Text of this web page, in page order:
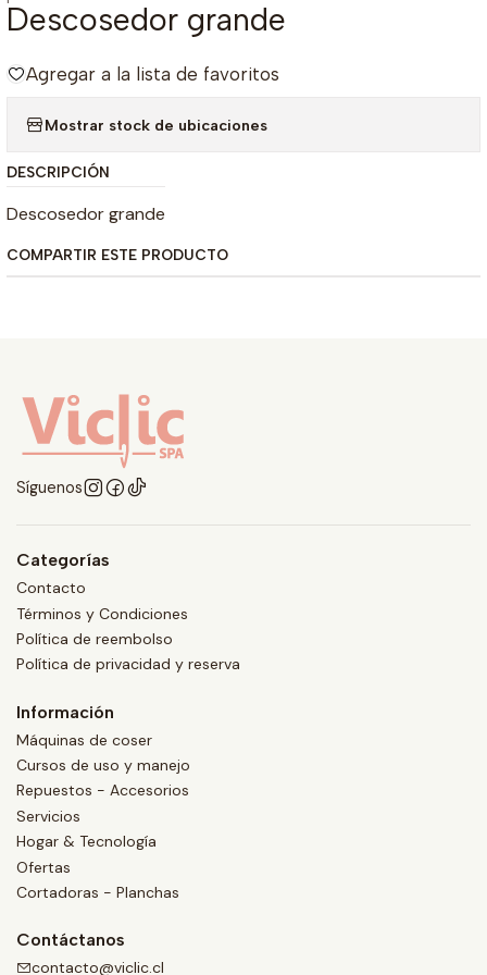
Descosedor grande
Agregar a la lista de favoritos
Mostrar stock de ubicaciones
DESCRIPCIÓN
Descosedor grande
COMPARTIR ESTE PRODUCTO
Síguenos
Categorías
Contacto
Términos y Condiciones
Política de reembolso
Política de privacidad y reserva
Información
Máquinas de coser
Cursos de uso y manejo
Repuestos - Accesorios
Servicios
Hogar & Tecnología
Ofertas
Cortadoras - Planchas
Contáctanos
contacto@viclic.cl